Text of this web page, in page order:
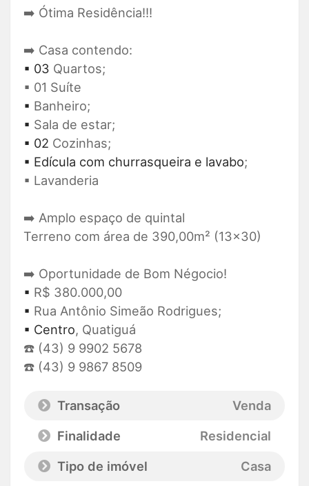
➡️ Ótima Residência!!!
➡️ Casa contendo:
▪ 03 Quartos;
▪ 01 Suíte
▪ Banheiro;
▪ Sala de estar;
▪ 02 Cozinhas;
▪ Edícula com churrasqueira e lavabo;
▪ Lavanderia
➡️ Amplo espaço de quintal
Terreno com área de 390,00m² (13x30)
➡️ Oportunidade de Bom Négocio!
▪ R$ 380.000,00
▪ Rua Antônio Simeão Rodrigues;
▪ Centro, Quatiguá
☎️ (43) 9 9902 5678
☎️ (43) 9 9867 8509
Transação
Venda
Finalidade
Residencial
Tipo de imóvel
Casa